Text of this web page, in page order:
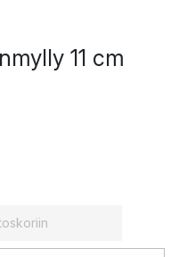
11 cm